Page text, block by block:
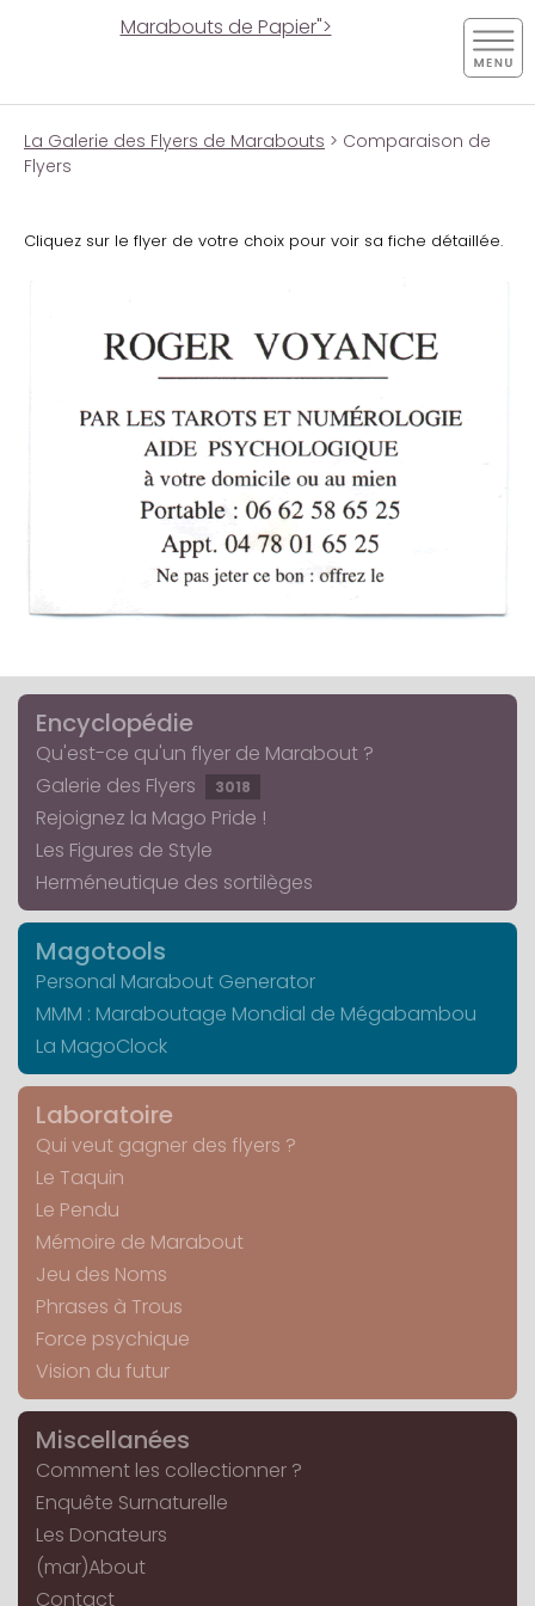
Marabouts de Papier">
La Galerie des Flyers de Marabouts > Comparaison de
Flyers
Cliquez sur le flyer de votre choix pour voir sa fiche détaillée.
Encyclopédie
Qu'est-ce qu'un flyer de Marabout ?
Galerie des Flyers
3018
Rejoignez la Mago Pride !
Les Figures de Style
Herméneutique des sortilèges
Magotools
Personal Marabout Generator
MMM : Maraboutage Mondial de Mégabambou
La MagoClock
Laboratoire
Qui veut gagner des flyers ?
Le Taquin
Le Pendu
Mémoire de Marabout
Jeu des Noms
Phrases à Trous
Force psychique
Vision du futur
Miscellanées
Comment les collectionner ?
Enquête Surnaturelle
Les Donateurs
(mar)About
Contact